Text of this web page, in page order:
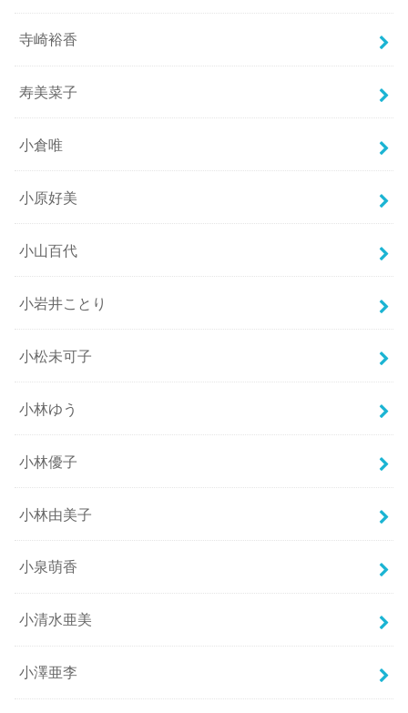
寺崎裕香
寿美菜子
小倉唯
小原好美
小山百代
小岩井ことり
小松未可子
小林ゆう
小林優子
小林由美子
小泉萌香
小清水亜美
小澤亜李